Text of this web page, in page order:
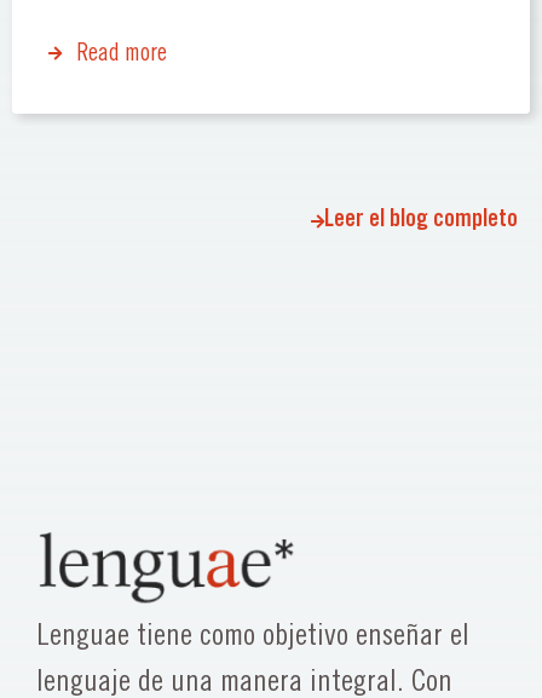
Read more
Leer el blog completo
Lenguae tiene como objetivo enseñar el
lenguaje de una manera integral. Con